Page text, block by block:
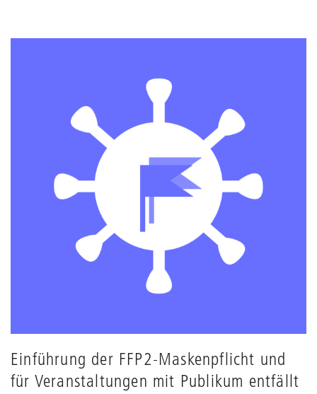
Einführung der FFP2-Maskenpflicht und
für Veranstaltungen mit Publikum entfällt